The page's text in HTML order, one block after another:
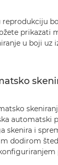
prikazati
u boji uz
automatski
skenira i
dodirom